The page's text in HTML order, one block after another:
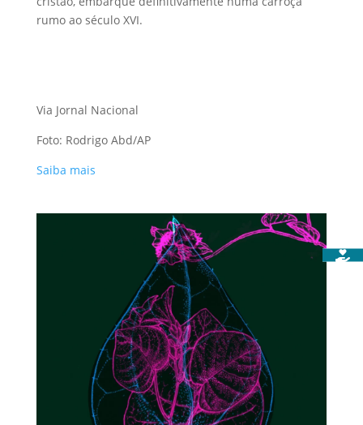
rumo ao século XVI.
Via Jornal Nacional
Foto: Rodrigo Abd/AP
Saiba mais